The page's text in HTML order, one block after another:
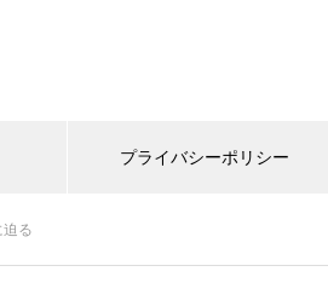
プライバシーポリシー
る